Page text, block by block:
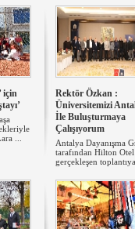
için
...
Rektör Özkan :
Üniversitemizi
İle Buluşturmaya
Çalışıyorum
Antalya Dayanışma
tarafından Hilton
gerçekleşen